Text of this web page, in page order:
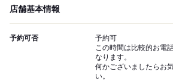
店舗基本情報
予約可否
予約可
この時間は比較的お電
なります。
何かございましたらお
い。